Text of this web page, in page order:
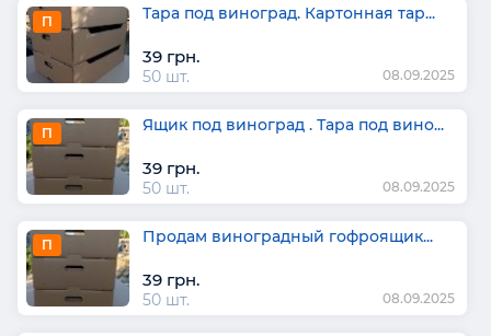
П Тара под виноград. Картонная тар...
39 грн.
50 шт. 08.09.2025
П Ящик под виноград . Тара под вино...
39 грн.
50 шт. 08.09.2025
П Продам виноградный гофроящик...
39 грн.
50 шт. 08.09.2025